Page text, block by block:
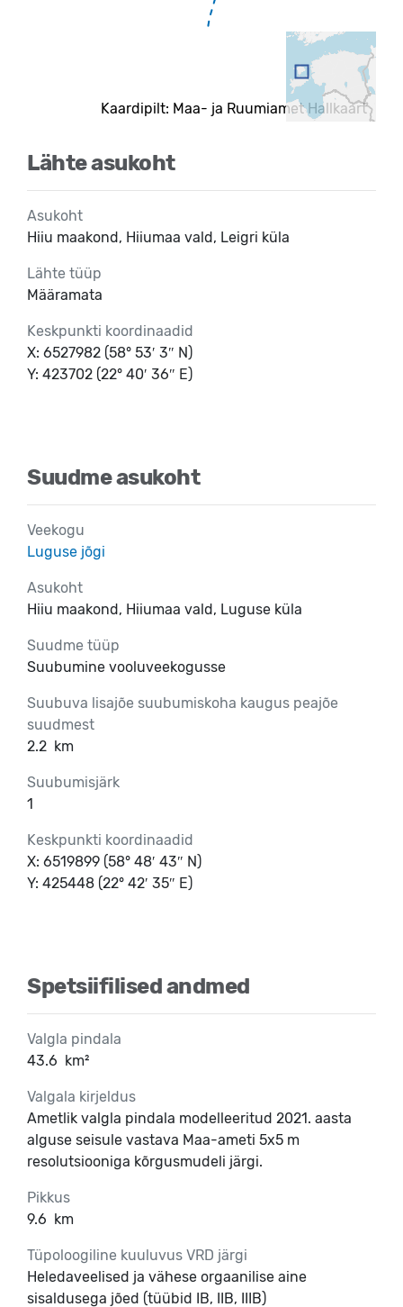
Kaardipilt: Maa- ja Ruumiamet Hallkaart
Lähte asukoht
Asukoht
Hiiu maakond, Hiiumaa vald, Leigri küla
Lähte tüüp
Määramata
Keskpunkti koordinaadid
X: 6527982 (58° 53′ 3″ N)
Y: 423702 (22° 40′ 36″ E)
Suudme asukoht
Veekogu
Luguse jõgi
Asukoht
Hiiu maakond, Hiiumaa vald, Luguse küla
Suudme tüüp
Suubumine vooluveekogusse
Suubuva lisajõe suubumiskoha kaugus peajõe
suudmest
2.2 km
Suubumisjärk
1
Keskpunkti koordinaadid
X: 6519899 (58° 48′ 43″ N)
Y: 425448 (22° 42′ 35″ E)
Spetsiifilised andmed
Valgla pindala
43.6 km²
Valgala kirjeldus
Ametlik valgla pindala modelleeritud 2021. aasta
alguse seisule vastava Maa-ameti 5x5 m
resolutsiooniga kõrgusmudeli järgi.
Pikkus
9.6 km
Tüpoloogiline kuuluvus VRD järgi
Heledaveelised ja vähese orgaanilise aine
sisaldusega jõed (tüübid IB, IIB, IIIB)